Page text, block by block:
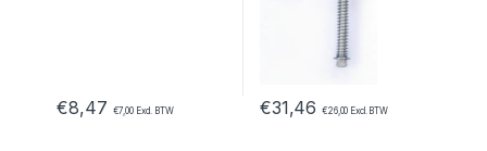
€8,47 €7,00Excl. BTW €31,46 €26,00 Excl. BTW